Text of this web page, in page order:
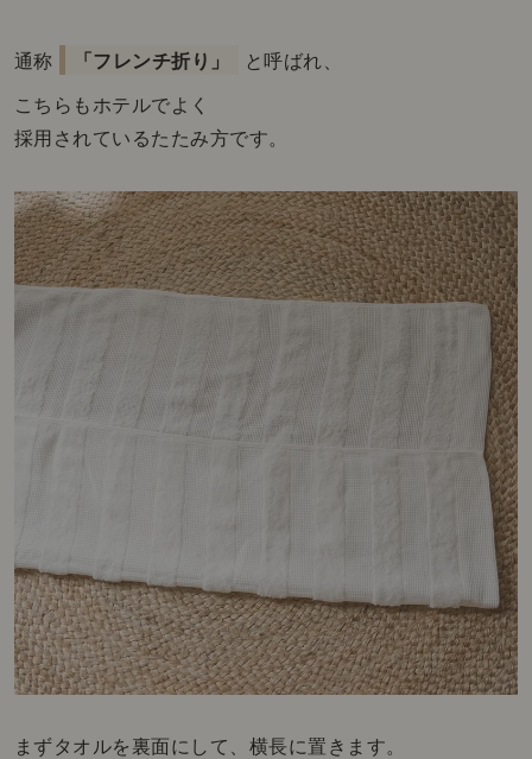
通称 「フレンチ折り」 と呼ばれ、
こちらもホテルでよく
採用されているたたみ方です。
まずタオルを裏面にして、横長に置きます。